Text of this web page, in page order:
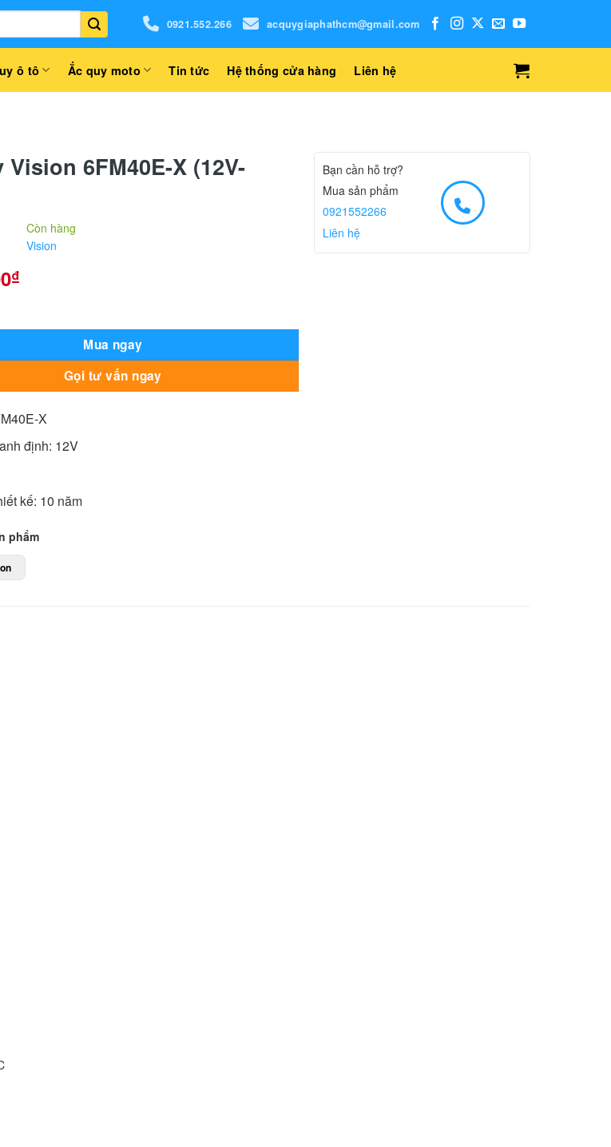
0921.552.266 acquygiaphathcm@gmail.com
ô tô Ắc quy moto Tin tức Hệ thống cửa hàng Liên hệ
Vision 6FM40E-X (12V-
Còn hàng
Vision
₫
Mua ngay
Gọi tư vấn ngay
X
định: 12V
kế: 10 năm
phẩm
Bạn cần hỗ trợ?
Mua sản phẩm
0921552266
Liên hệ